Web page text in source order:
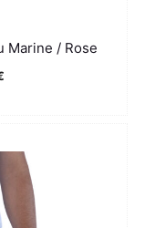
Marine / Rose
63,00 €